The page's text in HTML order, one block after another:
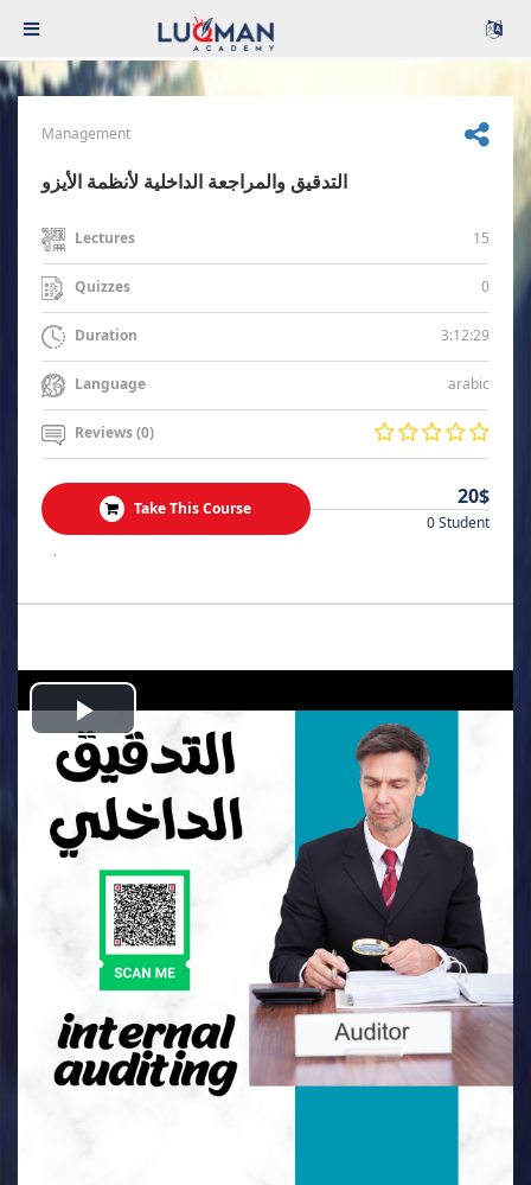
Management
التدقيق والمراجعة الداخلية لأنظمة الأيزو
Lectures 15
Quizzes 0
Duration 3:12:29
Language arabic
Reviews (0)
Take This Course 20$
0 Student
.
Play
Video